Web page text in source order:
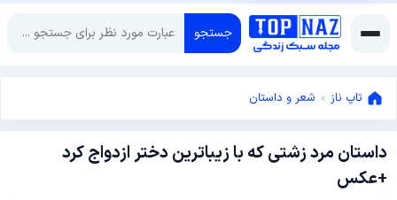
جستجو
تاپ ناز » شعر و داستان
داستان مرد زشتی که با زیباترین دختر ازدواج کرد
+عکس
فوریه